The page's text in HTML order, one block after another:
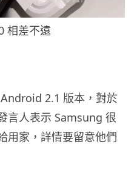
相差不遠
2.1 版本，對於
言人表示 Samsung 很
用家，詳情要留意他們